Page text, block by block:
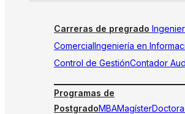
Carreras de pregrado
ComercialIngeniería en
Control de GestiónContador
Programas de
PostgradoMBAMagíster